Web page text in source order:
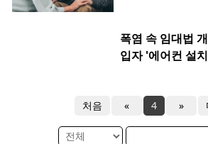
폭염 속 임대법
입자 '에어컨 설
처음 « 4 »